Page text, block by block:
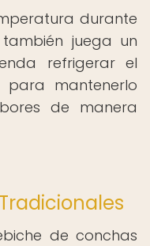
durante
juega un
refrigerar el
para mantenerlo
de manera
de conchas